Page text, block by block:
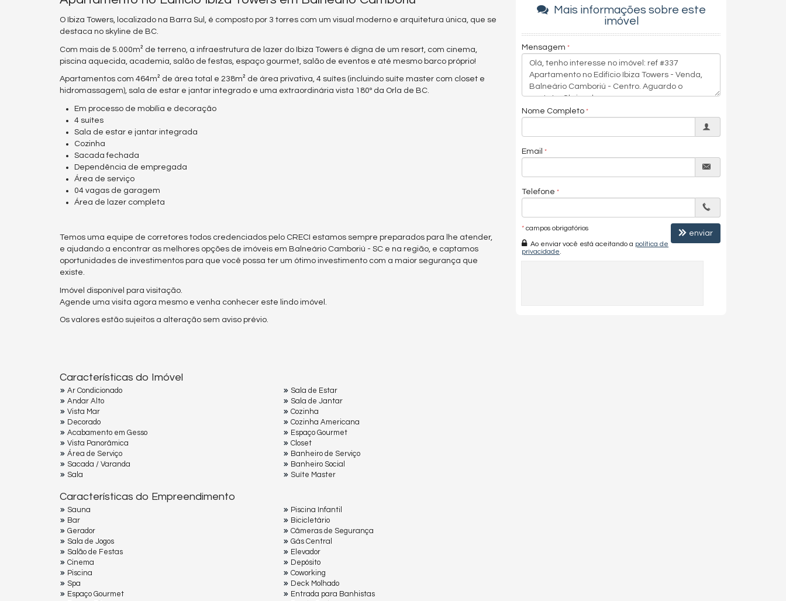
O Ibiza Towers, localizado na Barra Sul, é composto por 3 torres com um visual moderno e arquitetura única, que se
destaca no skyline de BC.
Com mais de 5.000m² de terreno, a infraestrutura de lazer do Ibiza Towers é digna de um resort, com cinema,
piscina aquecida, academia, salão de festas, espaço gourmet, salão de eventos e até mesmo barco próprio!
Apartamentos com 464m² de área total e 238m² de área privativa, 4 suítes (incluindo suíte master com closet e
hidromassagem), sala de estar e jantar integrado e uma extraordinária vista 180º da Orla de BC.
Em processo de mobília e decoração
4 suítes
Sala de estar e jantar integrada
Cozinha
Sacada fechada
Dependência de empregada
Área de serviço
04 vagas de garagem
Área de lazer completa
Temos uma equipe de corretores todos credenciados pelo CRECI estamos sempre preparados para lhe atender,
e ajudando a encontrar as melhores opções de imóveis em Balneário Camboriú - SC e na região, e captamos
oportunidades de investimentos para que você possa ter um ótimo investimento com a maior segurança que
existe.
Imóvel disponível para visitação.
Agende uma visita agora mesmo e venha conhecer este lindo imóvel.
Os valores estão sujeitos a alteração sem aviso prévio.
Características do Imóvel
Ar Condicionado
Andar Alto
Vista Mar
Decorado
Acabamento em Gesso
Vista Panorâmica
Área de Serviço
Sacada / Varanda
Sala
Sala de Estar
Sala de Jantar
Cozinha
Cozinha Americana
Espaço Gourmet
Closet
Banheiro de Serviço
Banheiro Social
Suíte Master
Características do Empreendimento
Sauna
Bar
Gerador
Sala de Jogos
Salão de Festas
Cinema
Piscina
Spa
Espaço Gourmet
Piscina Infantil
Bicicletário
Câmeras de Segurança
Gás Central
Elevador
Depósito
Coworking
Deck Molhado
Entrada para Banhistas
Mais informações sobre este
imóvel
Mensagem
Nome Completo
Email
Telefone
* campos obrigatórios
Ao enviar você está aceitando a política de
privacidade
enviar